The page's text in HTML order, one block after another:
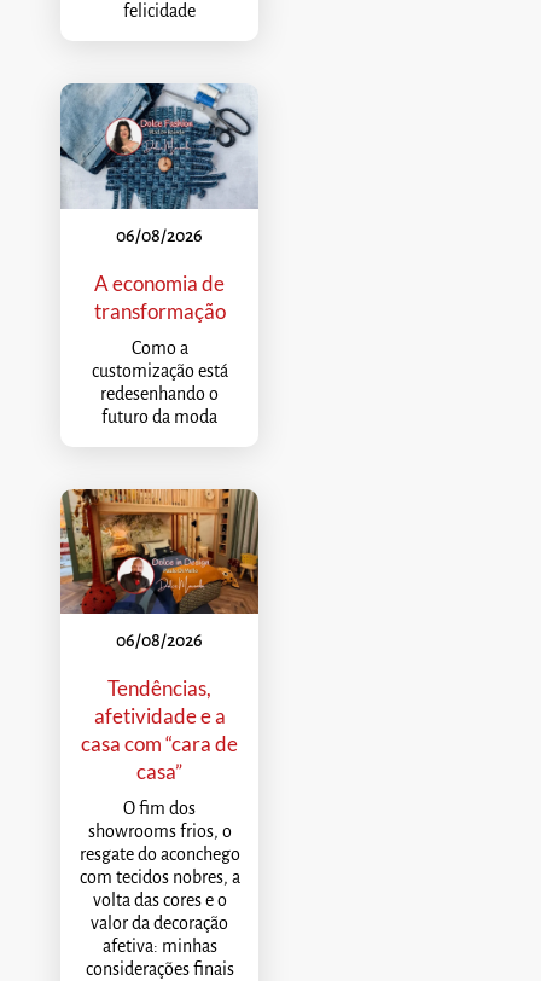
felicidade
06/08/2026
A economia de
transformação
Como a
customização está
redesenhando o
futuro da moda
06/08/2026
Tendências,
afetividade e a
casa com “cara de
casa”
O fim dos
showrooms frios, o
resgate do aconchego
com tecidos nobres, a
volta das cores e o
valor da decoração
afetiva: minhas
considerações finais